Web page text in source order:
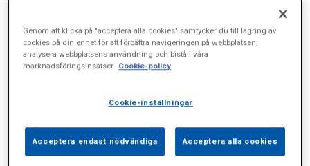
Ronnie Pettersson.
Art Clinic startade 1999 och har idag kliniker i
konsultationsverksamhet på ett flertal orter runt om
på en Stockholmsetablering och Sophiahemmet har
alltid varit Art Clinic:s första val av
Genom att klicka på "acceptera alla cookies" samtycker du till lagring av
cookies på din enhet för att förbättra navigeringen på webbplatsen,
analysera webbplatsens användning och bistå i våra
marknadsföringsinsatser. Cookie-policy
Cookie-inställningar
Acceptera endast nödvändiga Acceptera alla cookies